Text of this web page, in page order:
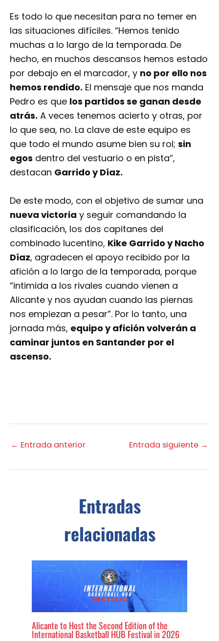
Es todo lo que necesitan para no temer en
las situaciones difíciles. “Hemos tenido
muchas a lo largo de la temporada. De
hecho, en muchos descansos hemos estado
por debajo en el marcador, y no por ello nos
hemos rendido. El mensaje que nos manda
Pedro es que los partidos se ganan desde
atrás. A veces tenemos acierto y otras, por
lo que sea, no. La clave de este equipo es
que todo el mundo asume bien su rol; sin
egos dentro del vestuario o en pista”,
destacan Garrido y Díaz.
De este modo, con el objetivo de sumar una
nueva victoria y seguir comandando la
clasificación, los dos capitanes del
combinado lucentino, Kike Garrido y Nacho
Díaz, agradecen el apoyo recibido por la
afición a lo largo de la temporada, porque
“intimida a los rivales cuando vienen a
Alicante y nos ayudan cuando las piernas
nos empiezan a pesar”. Por lo tanto, una
jornada más, equipo y afición volverán a
caminar juntos en Santander por el
ascenso.
← Entrada anterior Entrada siguiente →
Entradas
relacionadas
Alicante to Host the Second Edition of the
International Basketball HUB Festival in 2026